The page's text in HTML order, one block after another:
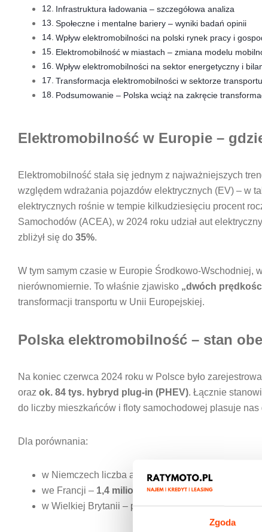
Zgoda
Infrastruktura ładowania – szczegółowa analiza
Społeczne i mentalne bariery – wyniki badań opinii
Wpływ elektromobilności na polski rynek pracy i
Elektromobilność w miastach – zmiana modelu
Wpływ elektromobilności na sektor energetyczny i
Transformacja elektromobilności w sektorze
Podsumowanie – Polska wciąż na zakręcie
Elektromobilność w Europie –
Elektromobilność stała się jednym z najważniejszych
względem wdrażania pojazdów elektrycznych (EV) – w
elektrycznych rośnie w tempie kilkudziesięciu procent
Samochodów (ACEA), w 2024 roku udział aut
zbliżył się do 35%.
W tym samym czasie w Europie Środkowo-Wschodniej,
nierównomiernie. To właśnie zjawisko „dwóch
transformacji transportu w Unii Europejskiej.
Polska elektromobilność – stan
Na koniec czerwca 2024 roku w Polsce było
oraz ok. 84 tys. hybryd plug-in (PHEV). Łącznie
do liczby mieszkańców i floty samochodowej plasuje
Dla porównania:
w Niemczech liczba aut elektrycznych przekroczyła
we Francji – 1,4 miliona
,
w Wielkiej Brytanii – ponad1 milion.